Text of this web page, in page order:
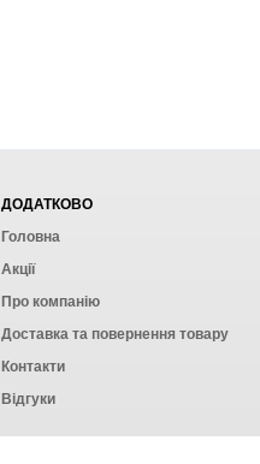
ДОДАТКОВО
Головна
Акції
Про компанію
Доставка та повернення товару
Контакти
Відгуки